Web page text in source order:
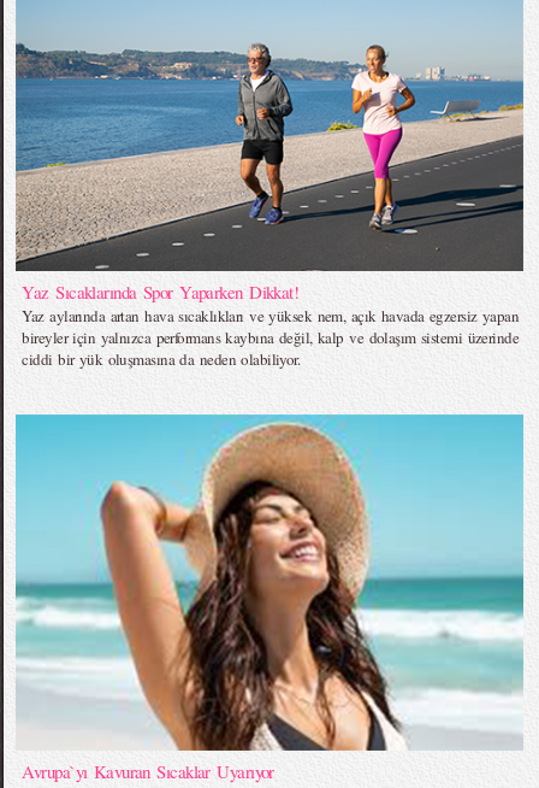
Yaz Sıcaklarında Spor Yaparken Dikkat!
Yaz aylarında artan hava sıcaklıkları ve yüksek nem, açık havada egzersiz yapan
bireyler için yalnızca performans kaybına değil, kalp ve dolaşım sistemi üzerinde
ciddi bir yük oluşmasına da neden olabiliyor.
Avrupa`yı Kavuran Sıcaklar Uyarıyor